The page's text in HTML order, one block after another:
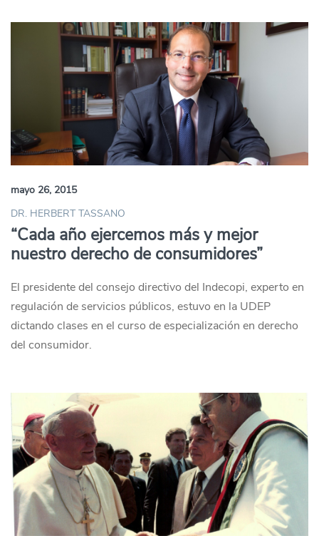
mayo 26, 2015
DR. HERBERT TASSANO
“Cada año ejercemos más y mejor
nuestro derecho de consumidores”
El presidente del consejo directivo del Indecopi, experto en
regulación de servicios públicos, estuvo en la UDEP
dictando clases en el curso de especialización en derecho
del consumidor.